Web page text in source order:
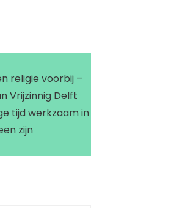
religie voorbij –
Vrijzinnig Delft
tijd werkzaam in
zijn